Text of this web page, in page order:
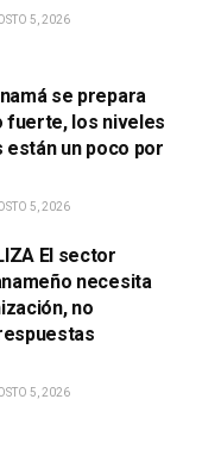
5, 2026
se prepara
fuerte, los niveles
están un poco por
5, 2026
El sector
necesita
no
5, 2026